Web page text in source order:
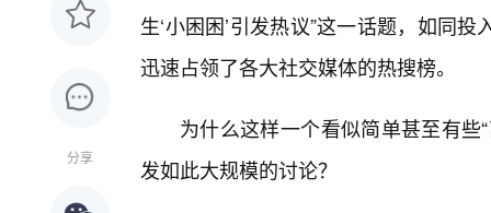
分享
生‘小困困’引发热议”这一话题，如同
迅速占领了各大社交媒体的热搜榜。
为什么这样一个看似简单甚至有些
发如此大规模的讨论？